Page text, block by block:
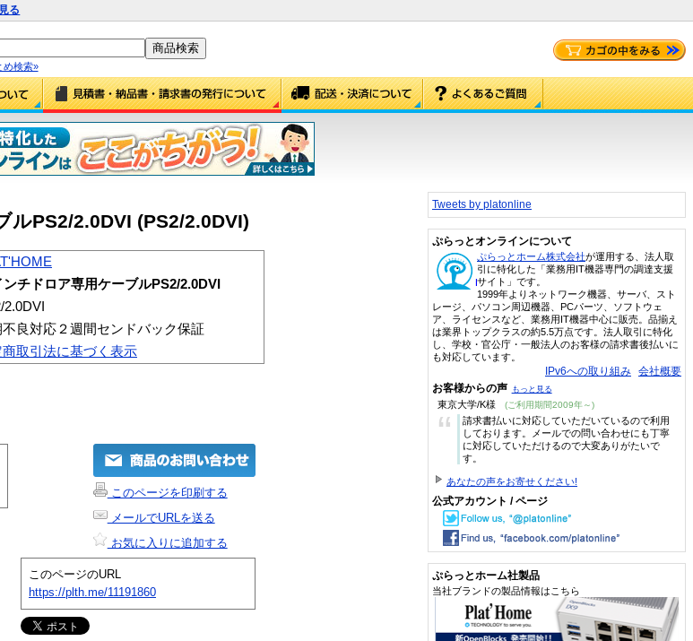
る
め検索»
ルPS2/2.0DVI (PS2/2.0DVI)
ンチドロア専用ケーブルPS2/2.0DVI
2.0DVI
良対応２週間センドバック保証
商取引法に基づく表示
このページを印刷する
メールでURLを送る
お気に入りに追加する
このページのURL
https://plth.me/11191860
Tweets by platonline
ぷらっとオンラインについて
ぷらっとホーム株式会社が運用する、法人取
引に特化した「業務用IT機器専門の調達支援
サイト」です。
1999年よりネットワーク機器、サーバ、スト
レージ、パソコン周辺機器、PCパーツ、ソフトウェ
ア、ライセンスなど、業務用IT機器中心に販売。品揃え
は業界トップクラスの約5.5万点です。法人取引に特化
し、学校・官公庁・一般法人のお客様の請求書後払いに
も対応しています。
IPv6への取り組み 会社概要
お客様からの声 もっと見る
東京大学/K様 (ご利用期間2009年～)
“
請求書払いに対応していただいているので利用
しております。メールでの問い合わせにも丁寧
に対応していただけるので大変ありがたいで
す。
あなたの声をお寄せください!
公式アカウント / ページ
ぷらっとホーム社製品
当社ブランドの製品情報はこちら